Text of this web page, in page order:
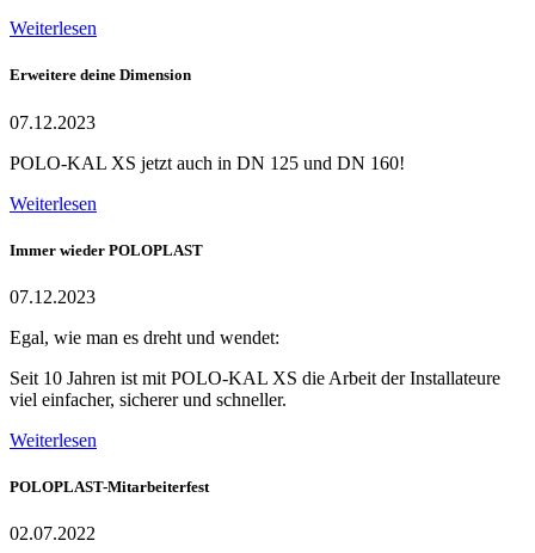
Weiterlesen
Erweitere deine Dimension
07.12.2023
POLO-KAL XS jetzt auch in DN 125 und DN 160!
Weiterlesen
Immer wieder POLOPLAST
07.12.2023
Egal, wie man es dreht und wendet:
Seit 10 Jahren ist mit POLO-KAL XS die Arbeit der Installateure
viel einfacher, sicherer und schneller.
Weiterlesen
POLOPLAST-Mitarbeiterfest
02.07.2022